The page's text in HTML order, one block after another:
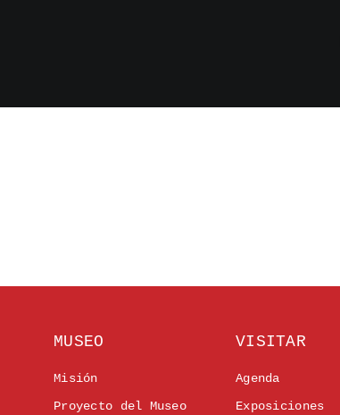
MUSEO
Misión
Proyecto del Museo
VISITAR
Agenda
Exposiciones